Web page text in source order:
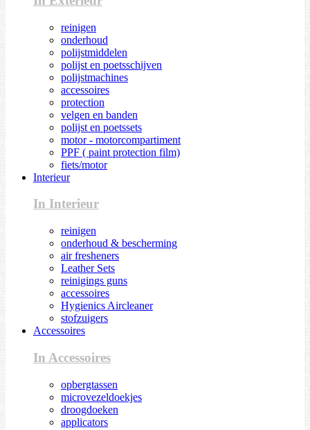
reinigen
onderhoud
polijstmiddelen
polijst en poetsschijven
polijstmachines
accessoires
protection
velgen en banden
polijst en poetssets
motor - motorcompartiment
PPF ( paint protection film)
fiets/motor
Interieur
In Interieur
reinigen
onderhoud & bescherming
air fresheners
Leather Sets
reinigings guns
accessoires
Hygienics Aircleaner
stofzuigers
Accessoires
In Accessoires
opbergtassen
microvezeldoekjes
droogdoeken
applicators